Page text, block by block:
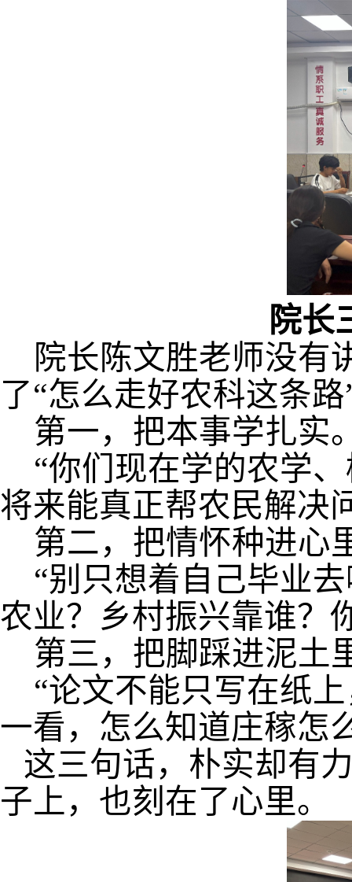
院长
院长陈文胜老师没有
了“怎么走好农科这条路
第一，把本事学扎实
“你们现在学的农学
将来能真正帮农民解决
第二，把情怀种进心
“别只想着自己毕业
农业？乡村振兴靠谁？
第三，把脚踩进泥土
“论文不能只写在纸
一看，怎么知道庄稼怎
这三句话，朴实却有
子上，也刻在了心里。